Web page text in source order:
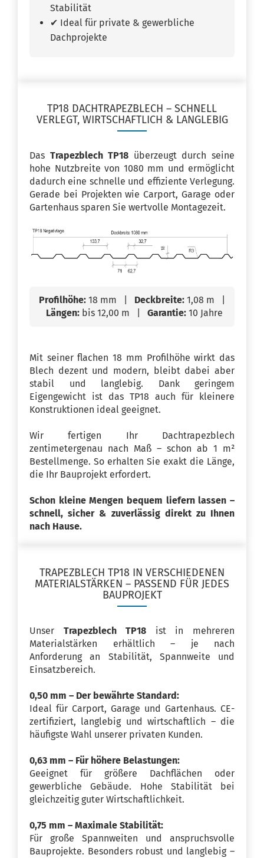
Stabilität
✔ Ideal für private & gewerbliche
Dachprojekte
TP18 DACHTRAPEZBLECH – SCHNELL
VERLEGT, WIRTSCHAFTLICH & LANGLEBIG
Das Trapezblech TP18 überzeugt durch seine
hohe Nutzbreite von 1080 mm und ermöglicht
dadurch eine schnelle und effiziente Verlegung.
Gerade bei Projekten wie Carport, Garage oder
Gartenhaus sparen Sie wertvolle Montagezeit.
Profilhöhe: 18 mm | Deckbreite: 1,08 m |
Längen: bis 12,00 m | Garantie: 10 Jahre
Mit seiner flachen 18 mm Profilhöhe wirkt das
Blech dezent und modern, bleibt dabei aber
stabil und langlebig. Dank geringem
Eigengewicht ist das TP18 auch für kleinere
Konstruktionen ideal geeignet.
Wir fertigen Ihr Dachtrapezblech
zentimetergenau nach Maß – schon ab 1 m²
Bestellmenge. So erhalten Sie exakt die Länge,
die Ihr Bauprojekt erfordert.
Schon kleine Mengen bequem liefern lassen –
schnell, sicher & zuverlässig direkt zu Ihnen
nach Hause.
TRAPEZBLECH TP18 IN VERSCHIEDENEN
MATERIALSTÄRKEN – PASSEND FÜR JEDES
BAUPROJEKT
Unser Trapezblech TP18 ist in mehreren
Materialstärken erhältlich – je nach
Anforderung an Stabilität, Spannweite und
Einsatzbereich.
0,50 mm – Der bewährte Standard:
Ideal für Carport, Garage und Gartenhaus. CE-
zertifiziert, langlebig und wirtschaftlich – die
häufigste Wahl unserer privaten Kunden.
0,63 mm – Für höhere Belastungen:
Geeignet für größere Dachflächen oder
gewerbliche Gebäude. Hohe Stabilität bei
gleichzeitig guter Wirtschaftlichkeit.
0,75 mm – Maximale Stabilität:
Für große Spannweiten und anspruchsvolle
Bauprojekte. Besonders robust und langlebig –